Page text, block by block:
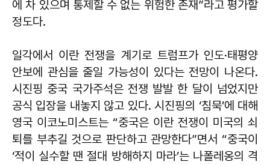
에 차 있으며 통제할 수 없는 위험한 존재”라고 평가할
정도다.
일각에서 이란 전쟁을 계기로 트럼프가 인도·태평양
안보에 관심을 줄일 가능성이 있다는 전망이 나온다.
시진핑 중국 국가주석은 전쟁 발발 한 달이 넘었지만
공식 입장을 내놓지 않고 있다. 시진핑의 ‘침묵’에 대해
영국 이코노미스트는 “중국은 이란 전쟁이 미국의 쇠
퇴를 부추길 것으로 판단하고 관망한다”면서 “중국이
‘적이 실수할 땐 절대 방해하지 마라’는 나폴레옹의 격